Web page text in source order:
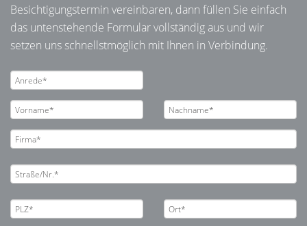
Besichtigungstermin vereinbaren, dann füllen Sie einfach
das untenstehende Formular vollständig aus und wir
setzen uns schnellstmöglich mit Ihnen in Verbindung.